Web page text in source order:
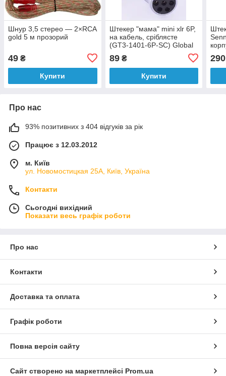
Шнур 3,5 стерео — 2×RCA
gold 5 м прозорий
49 ₴
Купити
Штекер "мама" mini xlr 6P,
на кабель, сріблясте
(GT3-1401-6P-SC) Global
89₴
Купити
290
Про нас
93% позитивних з 404 відгуків за рік
Працює з 12.03.2012
м. Київ
ул. Новомостицкая 25А, Київ, Україна
Контакти
Сьогодні вихідний
Показати весь графік роботи
Про нас
Контакти
Доставка та оплата
Графік роботи
Повна версія сайту
Сайт створено на маркетплейсі Prom.ua